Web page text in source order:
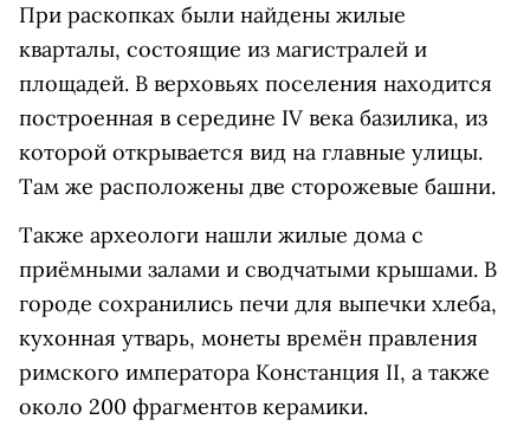
При раскопках были найдены жилые
кварталы, состоящие из магистралей и
площадей. В верховьях поселения находится
построенная в середине IV века базилика, из
которой открывается вид на главные улицы.
Там же расположены две сторожевые башни.
Также археологи нашли жилые дома с
приёмными залами и сводчатыми крышами. В
городе сохранились печи для выпечки хлеба,
кухонная утварь, монеты времён правления
римского императора Констанция II, а также
около 200 фрагментов керамики.